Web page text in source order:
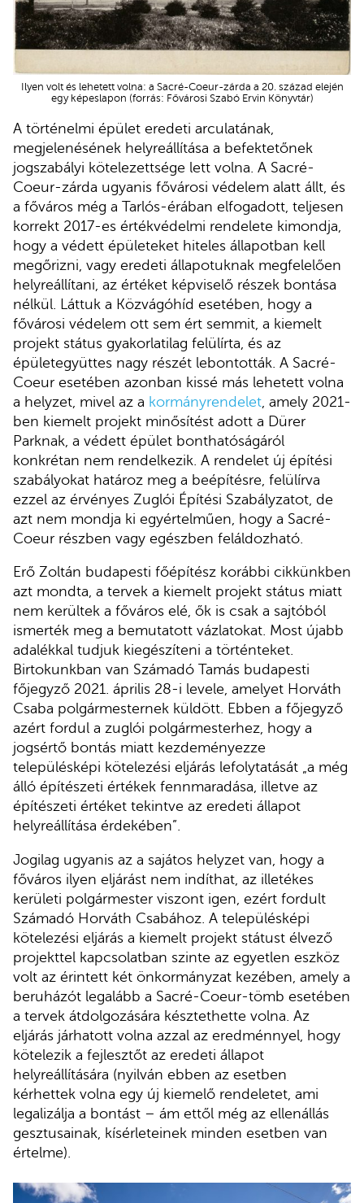
Ilyen volt és lehetett volna: a Sacré-Coeur-zárda a 20. század elején
egy képeslapon (forrás: Fővárosi Szabó Ervin Könyvtár)
A történelmi épület eredeti arculatának,
megjelenésének helyreállítása a befektetőnek
jogszabályi kötelezettsége lett volna. A Sacré-
Coeur-zárda ugyanis fővárosi védelem alatt állt, és
a főváros még a Tarlós-érában elfogadott, teljesen
korrekt 2017-es értékvédelmi rendelete kimondja,
hogy a védett épületeket hiteles állapotban kell
megőrizni, vagy eredeti állapotuknak megfelelően
helyreállítani, az értéket képviselő részek bontása
nélkül. Láttuk a Közvágóhíd esetében, hogy a
fővárosi védelem ott sem ért semmit, a kiemelt
projekt státus gyakorlatilag felülírta, és az
épületegyüttes nagy részét lebontották. A Sacré-
Coeur esetében azonban kissé más lehetett volna
a helyzet, mivel az a kormányrendelet , amely 2021-
ben kiemelt projekt minősítést adott a Dürer
Parknak, a védett épület bonthatóságáról
konkrétan nem rendelkezik. A rendelet új építési
szabályokat határoz meg a beépítésre, felülírva
ezzel az érvényes Zuglói Építési Szabályzatot, de
azt nem mondja ki egyértelműen, hogy a Sacré-
Coeur részben vagy egészben feláldozható.
Erő Zoltán budapesti főépítész korábbi cikkünkben
azt mondta, a tervek a kiemelt projekt státus miatt
nem kerültek a főváros elé, ők is csak a sajtóból
ismerték meg a bemutatott vázlatokat. Most újabb
adalékkal tudjuk kiegészíteni a történteket.
Birtokunkban van Számadó Tamás budapesti
főjegyző 2021. április 28-i levele, amelyet Horváth
Csaba polgármesternek küldött. Ebben a főjegyző
azért fordul a zuglói polgármesterhez, hogy a
jogsértő bontás miatt kezdeményezze
településképi kötelezési eljárás lefolytatását „a még
álló építészeti értékek fennmaradása, illetve az
építészeti értéket tekintve az eredeti állapot
helyreállítása érdekében”.
Jogilag ugyanis az a sajátos helyzet van, hogy a
főváros ilyen eljárást nem indíthat, az illetékes
kerületi polgármester viszont igen, ezért fordult
Számadó Horváth Csabához. A településképi
kötelezési eljárás a kiemelt projekt státust élvező
projekttel kapcsolatban szinte az egyetlen eszköz
volt az érintett két önkormányzat kezében, amely a
beruházót legalább a Sacré-Coeur-tömb esetében
a tervek átdolgozására késztethette volna. Az
eljárás járhatott volna azzal az eredménnyel, hogy
kötelezik a fejlesztőt az eredeti állapot
helyreállítására (nyilván ebben az esetben
kérhettek volna egy új kiemelő rendeletet, ami
legalizálja a bontást – ám ettől még az ellenállás
gesztusainak, kísérleteinek minden esetben van
értelme).